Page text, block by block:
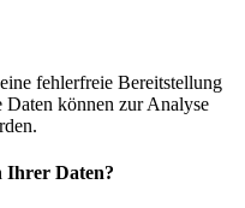
fehlerfreie Bereitstellung
Daten können zur Analyse
Ihrer Daten?